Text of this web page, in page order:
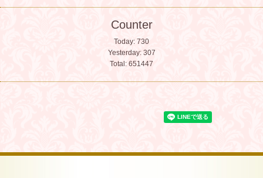
Counter
Today: 730
Yesterday: 307
Total: 651447